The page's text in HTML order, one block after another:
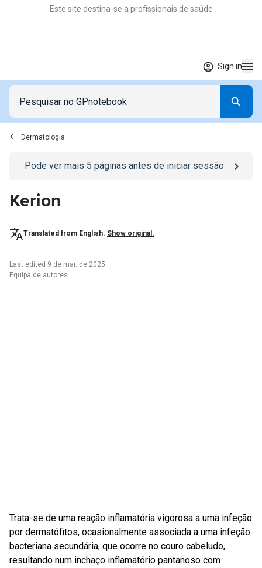
Este site destina-se a profissionais de saúde
Sign in
Dermatologia
Go to/sign-inpage
Pode ver mais 5 páginas antes de iniciar sessão
Kerion
Translated from English. Show original.
Last edited 9 de mar. de 2025
Equipa de autores
Trata-se de uma reação inflamatória vigorosa a uma infeção
por dermatófitos, ocasionalmente associada a uma infeção
bacteriana secundária, que ocorre no couro cabeludo,
resultando num inchaço inflamatório pantanoso com